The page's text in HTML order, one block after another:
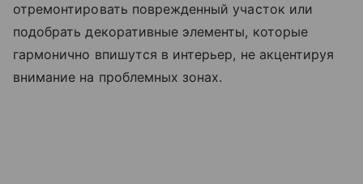
отремонтировать поврежденный участок или
подобрать декоративные элементы, которые
гармонично впишутся в интерьер, не акцентируя
внимание на проблемных зонах.